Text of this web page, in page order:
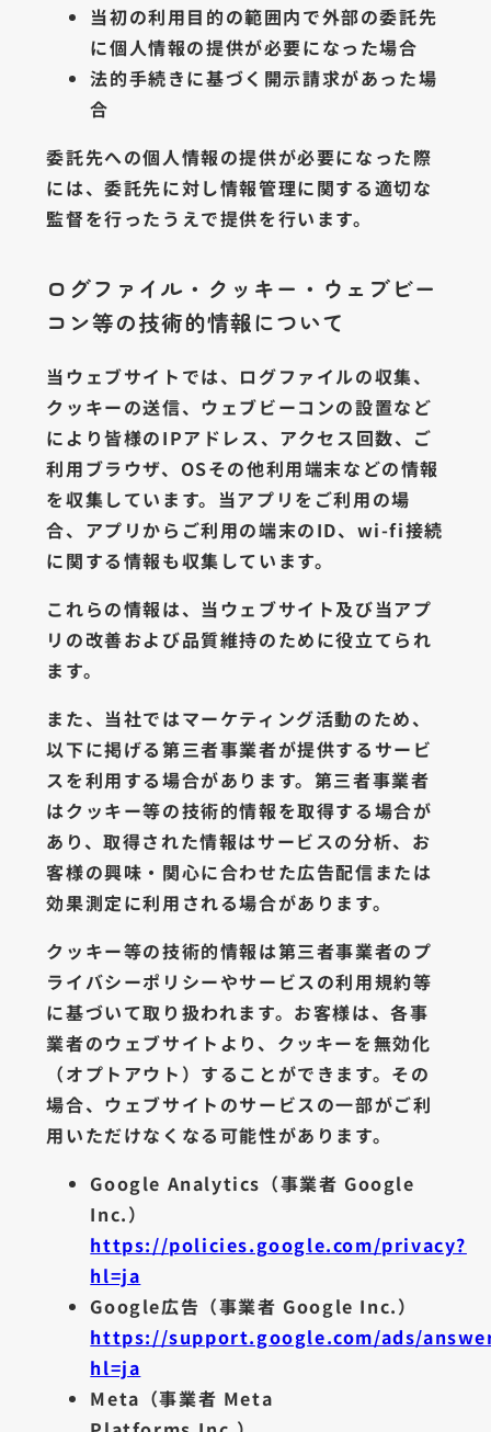
当初の利用目的の範囲内で外部の委託先
に個人情報の提供が必要になった場合
法的手続きに基づく開示請求があった場
合
委託先への個人情報の提供が必要になった際
には、委託先に対し情報管理に関する適切な
監督を行ったうえで提供を行います。
ログファイル・クッキー・ウェブビー
コン等の技術的情報について
当ウェブサイトでは、ログファイルの収集、
クッキーの送信、ウェブビーコンの設置など
により皆様のIPアドレス、アクセス回数、ご
利用ブラウザ、OSその他利用端末などの情報
を収集しています。当アプリをご利用の場
合、アプリからご利用の端末のID、wi-fi接続
に関する情報も収集しています。
これらの情報は、当ウェブサイト及び当アプ
リの改善および品質維持のために役立てられ
ます。
また、当社ではマーケティング活動のため、
以下に掲げる第三者事業者が提供するサービ
スを利用する場合があります。第三者事業者
はクッキー等の技術的情報を取得する場合が
あり、取得された情報はサービスの分析、お
客様の興味・関心に合わせた広告配信または
効果測定に利用される場合があります。
クッキー等の技術的情報は第三者事業者のプ
ライバシーポリシーやサービスの利用規約等
に基づいて取り扱われます。お客様は、各事
業者のウェブサイトより、クッキーを無効化
（オプトアウト）することができます。その
場合、ウェブサイトのサービスの一部がご利
用いただけなくなる可能性があります。
Google Analytics（事業者 Google
Inc.）
https://policies.google.com/privacy?
hl=ja
Google広告（事業者 Google Inc.）
https://support.google.com/ads/
hl=ja
Meta（事業者 Meta